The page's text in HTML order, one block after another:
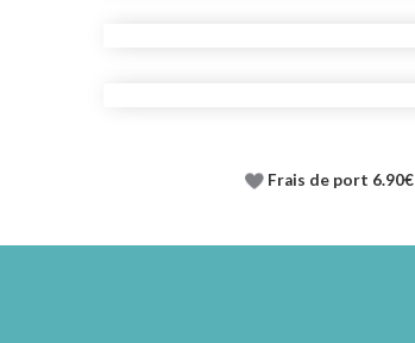
Frais de port 6.90€